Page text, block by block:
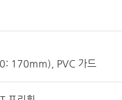
170mm), PVC 가드